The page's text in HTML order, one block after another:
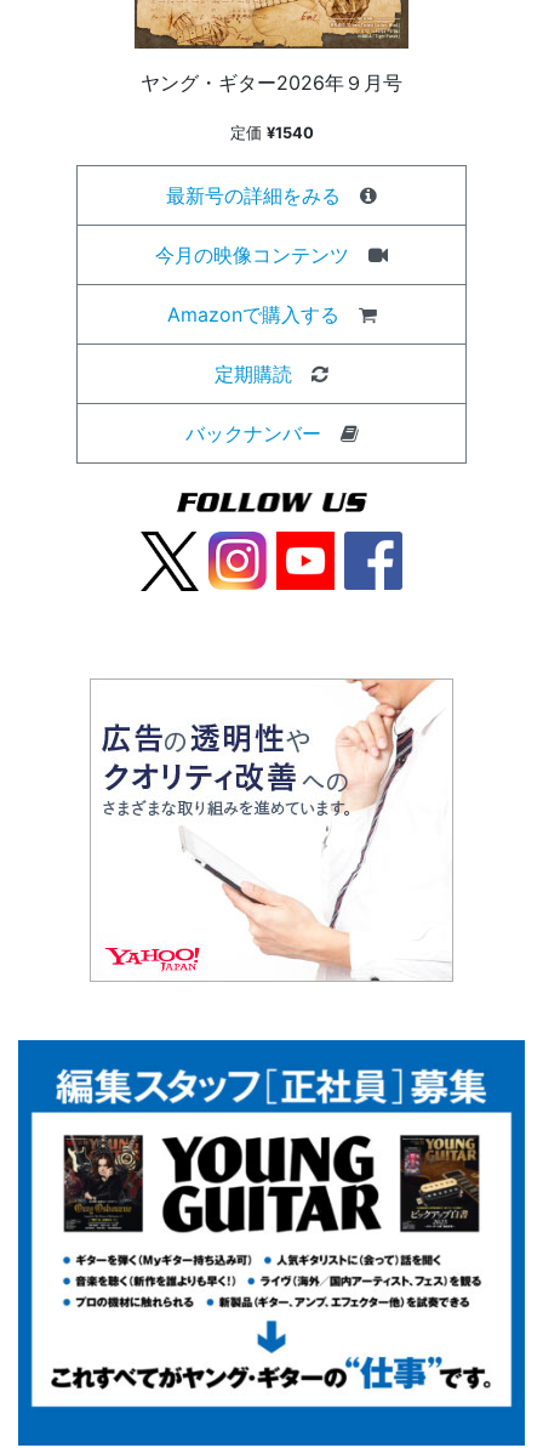
ヤング・ギター2026年９月号
定価 ¥1540
最新号の詳細をみる
今月の映像コンテンツ
Amazonで購入する
定期購読
バックナンバー